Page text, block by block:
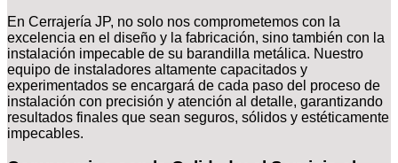
En Cerrajería JP, no solo nos comprometemos con la
excelencia en el diseño y la fabricación, sino también con la
instalación impecable de su barandilla metálica. Nuestro
equipo de instaladores altamente capacitados y
experimentados se encargará de cada paso del proceso de
instalación con precisión y atención al detalle, garantizando
resultados finales que sean seguros, sólidos y estéticamente
impecables.